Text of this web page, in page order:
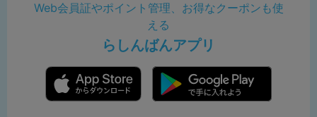
Web会員証やポイント管理、お得なクーポンも使
える
らしんばんアプリ